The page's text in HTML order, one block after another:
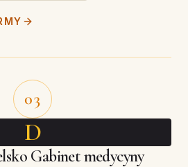
03
D
Gabinet medycyny